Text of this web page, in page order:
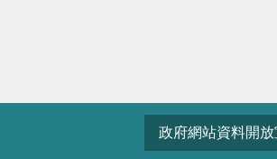
政府網站資料開